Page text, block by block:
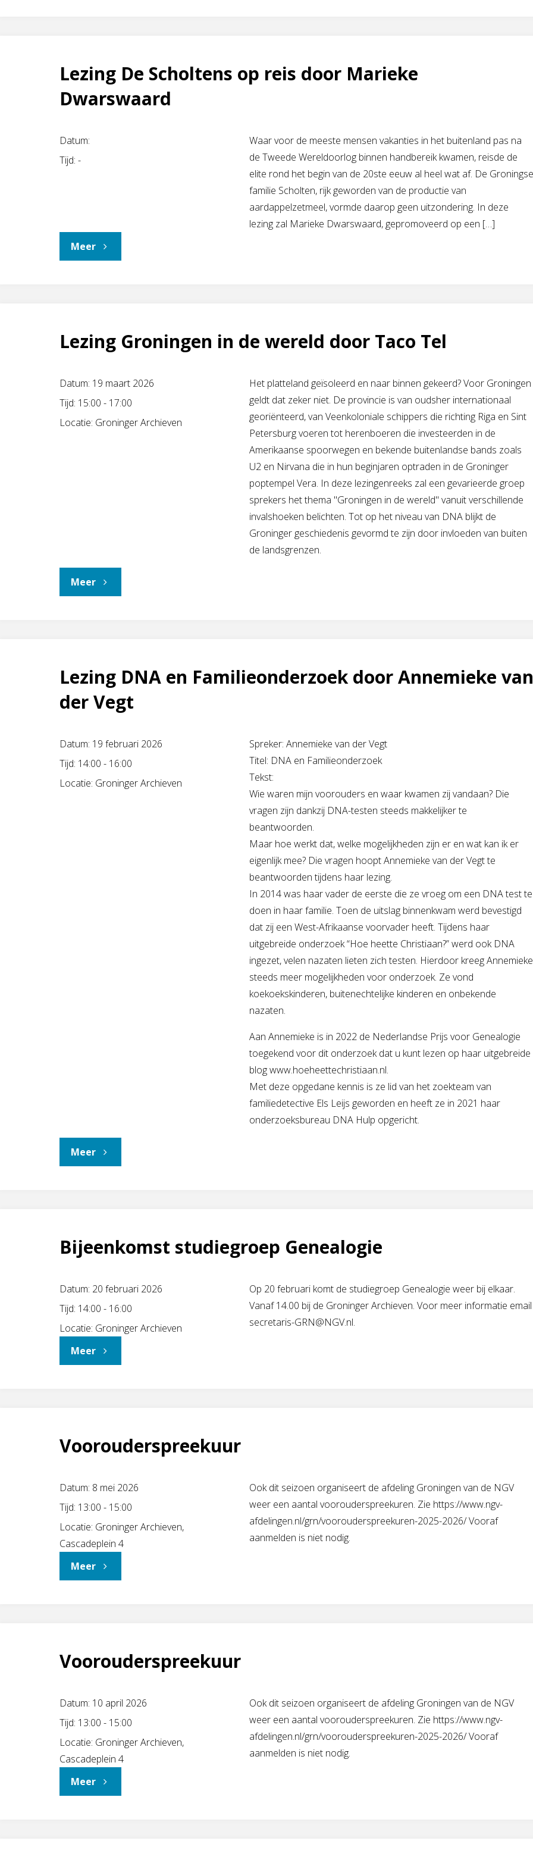
Lezing De Scholtens op reis door Marieke
Dwarswaard
Datum:
Tijd: -
Waar voor de meeste mensen vakanties in het buitenland pas na
de Tweede Wereldoorlog binnen handbereik kwamen, reisde de
elite rond het begin van de 20ste eeuw al heel wat af. De Groningse
familie Scholten, rijk geworden van de productie van
aardappelzetmeel, vormde daarop geen uitzondering. In deze
lezing zal Marieke Dwarswaard, gepromoveerd op een […]
Meer"Lezing
door
Marieke
Lezing Groningen in de wereld door Taco Tel
Datum: 19 maart 2026
Tijd: 15:00 - 17:00
Locatie: Groninger Archieven
Het platteland geïsoleerd en naar binnen gekeerd? Voor Groningen
geldt dat zeker niet. De provincie is van oudsher internationaal
georiënteerd, van Veenkoloniale schippers die richting Riga en Sint
Petersburg voeren tot herenboeren die investeerden in de
Amerikaanse spoorwegen en bekende buitenlandse bands zoals
U2 en Nirvana die in hun beginjaren optraden in de Groninger
poptempel Vera. In deze lezingenreeks zal een gevarieerde groep
sprekers het thema "Groningen in de wereld" vanuit verschillende
invalshoeken belichten. Tot op het niveau van DNA blijkt de
Groninger geschiedenis gevormd te zijn door invloeden van buiten
de landsgrenzen.
Meer"Lezing
wereld
Tel"
Lezing DNA en Familieonderzoek door Annemieke van
der Vegt
Datum: 19 februari 2026
Tijd: 14:00 - 16:00
Locatie: Groninger Archieven
Spreker: Annemieke van der Vegt
Titel: DNA en Familieonderzoek
Tekst:
Wie waren mijn voorouders en waar kwamen zij vandaan? Die
vragen zijn dankzij DNA-testen steeds makkelijker te
beantwoorden.
Maar hoe werkt dat, welke mogelijkheden zijn er en wat kan ik er
eigenlijk mee? Die vragen hoopt Annemieke van der Vegt te
beantwoorden tijdens haar lezing.
In 2014 was haar vader de eerste die ze vroeg om een DNA test te
doen in haar familie. Toen de uitslag binnenkwam werd bevestigd
dat zij een West-Afrikaanse voorvader heeft. Tijdens haar
uitgebreide onderzoek “Hoe heette Christiaan?” werd ook DNA
ingezet, velen nazaten lieten zich testen. Hierdoor kreeg Annemieke
steeds meer mogelijkheden voor onderzoek. Ze vond
koekoekskinderen, buitenechtelijke kinderen en onbekende
nazaten.
Aan Annemieke is in 2022 de Nederlandse Prijs voor Genealogie
toegekend voor dit onderzoek dat u kunt lezen op haar uitgebreide
blog www.hoeheettechristiaan.nl.
Met deze opgedane kennis is ze lid van het zoekteam van
familiedetective Els Leijs geworden en heeft ze in 2021 haar
onderzoeksbureau DNA Hulp opgericht.
Meer"Lezing
Familieonderzoek
Annemieke
van
der
Bijeenkomst studiegroep Genealogie
Datum: 20 februari 2026
Tijd: 14:00 - 16:00
Locatie: Groninger Archieven
Op 20 februari komt de studiegroep Genealogie weer bij elkaar.
Vanaf 14.00 bij de Groninger Archieven. Voor meer informatie email
secretaris-GRN@NGV.nl.
Meer"Bijeenkomst
Voorouderspreekuur
Datum: 8 mei 2026
Tijd: 13:00 - 15:00
Locatie: Groninger Archieven,
Cascadeplein 4
Ook dit seizoen organiseert de afdeling Groningen van de NGV
weer een aantal voorouderspreekuren. Zie https://www.ngv-
afdelingen.nl/grn/voorouderspreekuren-2025-2026/ Vooraf
aanmelden is niet nodig.
Meer"Voorouderspreekuur"
Voorouderspreekuur
Datum: 10 april 2026
Tijd: 13:00 - 15:00
Locatie: Groninger Archieven,
Cascadeplein 4
Ook dit seizoen organiseert de afdeling Groningen van de NGV
weer een aantal voorouderspreekuren. Zie https://www.ngv-
afdelingen.nl/grn/voorouderspreekuren-2025-2026/ Vooraf
aanmelden is niet nodig.
Meer"Voorouderspreekuur"